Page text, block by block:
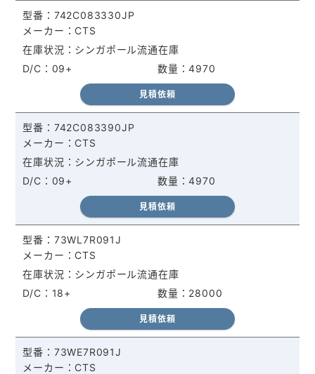
742C083330JP
CTS
4970
シンガポール流通在庫
09+
見積依頼
742C083390JP
CTS
4970
シンガポール流通在庫
09+
見積依頼
73WL7R091J
CTS
28000
シンガポール流通在庫
18+
見積依頼
73WE7R091J
CTS